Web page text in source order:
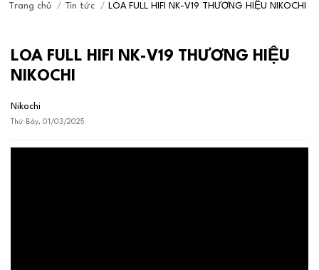
Trang chủ / Tin tức / LOA FULL HIFI NK-V19 THƯƠNG HIỆU NIKOCHI
LOA FULL HIFI NK-V19 THƯƠNG HIỆU
NIKOCHI
Nikochi
Thứ Bảy, 01/03/2025